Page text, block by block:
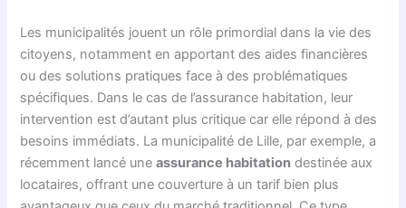
Les municipalités jouent un rôle primordial dans la vie des
citoyens, notamment en apportant des aides financières
ou des solutions pratiques face à des problématiques
spécifiques. Dans le cas de l’assurance habitation, leur
intervention est d’autant plus critique car elle répond à des
besoins immédiats. La municipalité de Lille, par exemple, a
récemment lancé uneassurance habitation destinée aux
locataires, offrant une couverture à un tarif bien plus